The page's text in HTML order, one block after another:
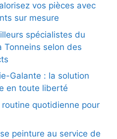
vos pièces avec
sur mesure
spécialistes du
Tonneins selon des
Galante : la solution
en toute liberté
quotidienne pour
peinture au service de